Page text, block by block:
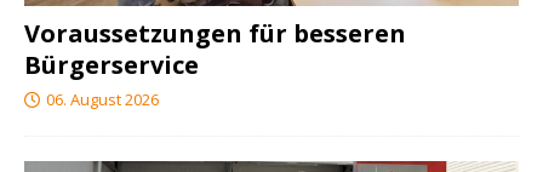
Voraussetzungen für besseren
Bürgerservice
06. August 2026